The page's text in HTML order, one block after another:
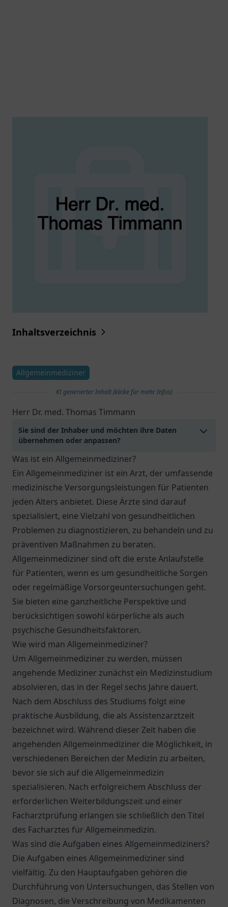
Inhaltsverzeichnis
Allgemeinmediziner
KI generierter Inhalt (klicke für mehr Infos)
Herr Dr. med. Thomas Timmann
Sie sind der Inhaber und möchten ihre Daten
übernehmen oder anpassen?
Was ist ein Allgemeinmediziner?
Ein Allgemeinmediziner ist ein Arzt, der umfassende
medizinische Versorgungsleistungen für Patienten
jeden Alters anbietet. Diese Ärzte sind darauf
spezialisiert, eine Vielzahl von gesundheitlichen
Problemen zu diagnostizieren, zu behandeln und zu
präventiven Maßnahmen zu beraten.
Allgemeinmediziner sind oft die erste Anlaufstelle
für Patienten, wenn es um gesundheitliche Sorgen
oder regelmäßige Vorsorgeuntersuchungen geht.
Sie bieten eine ganzheitliche Perspektive und
berücksichtigen sowohl körperliche als auch
psychische Gesundheitsfaktoren.
Wie wird man Allgemeinmediziner?
Um Allgemeinmediziner zu werden, müssen
angehende Mediziner zunächst ein Medizinstudium
absolvieren, das in der Regel sechs Jahre dauert.
Nach dem Abschluss des Studiums folgt eine
praktische Ausbildung, die als Assistenzarztzeit
bezeichnet wird. Während dieser Zeit haben die
angehenden Allgemeinmediziner die Möglichkeit, in
verschiedenen Bereichen der Medizin zu arbeiten,
bevor sie sich auf die Allgemeinmedizin
spezialisieren. Nach erfolgreichem Abschluss der
erforderlichen Weiterbildungszeit und einer
Facharztprüfung erlangen sie schließlich den Titel
des Facharztes für Allgemeinmedizin.
Was sind die Aufgaben eines Allgemeinmediziners?
Die Aufgaben eines Allgemeinmediziner sind
vielfältig. Zu den Hauptaufgaben gehören die
Durchführung von Untersuchungen, das Stellen von
Diagnosen, die Verschreibung von Medikamenten